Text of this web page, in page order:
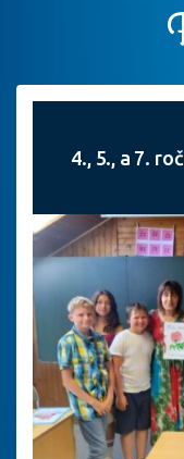
4., 5., a 7.